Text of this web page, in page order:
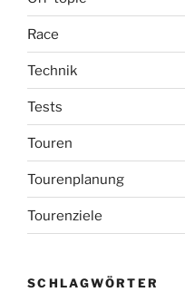
Race
Technik
Tests
Touren
Tourenplanung
Tourenziele
SCHLAGWÖRTER